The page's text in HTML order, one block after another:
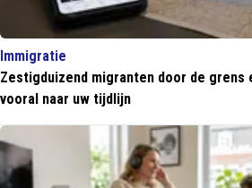
Immigratie
Zestigduizend migranten door de grens
vooral naar uw tijdlijn